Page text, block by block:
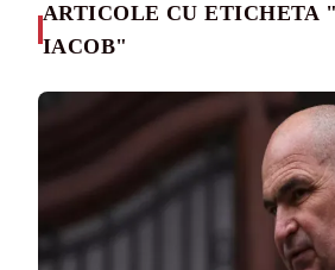
ARTICOLE CU ETICHETA
IACOB"